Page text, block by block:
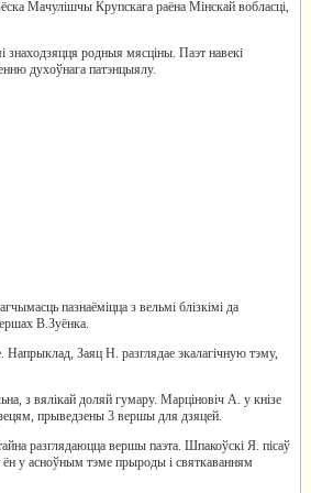
Мачулішчы Крупскага раёна Мінскай вобласці,
знаходзяцця родныя мясціны. Паэт навекі
духоўнага патэнцыялу.
пазнаёміцца з вельмі блізкімі да
В.Зуёнка.
Напрыклад, Заяц Н. разглядае экалагічную тэму,
з вялікай доляй гумару. Марціновіч А. у кнізе
прыведзены 3 вершы для дзяцей.
разглядаюцца вершы паэта. Шпакоўскі Я. пісаў
ён у асноўным тэме прыроды і святкаванням